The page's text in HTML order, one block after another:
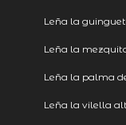
Leña la
Leña la
Leña la palma
Leña la vilella